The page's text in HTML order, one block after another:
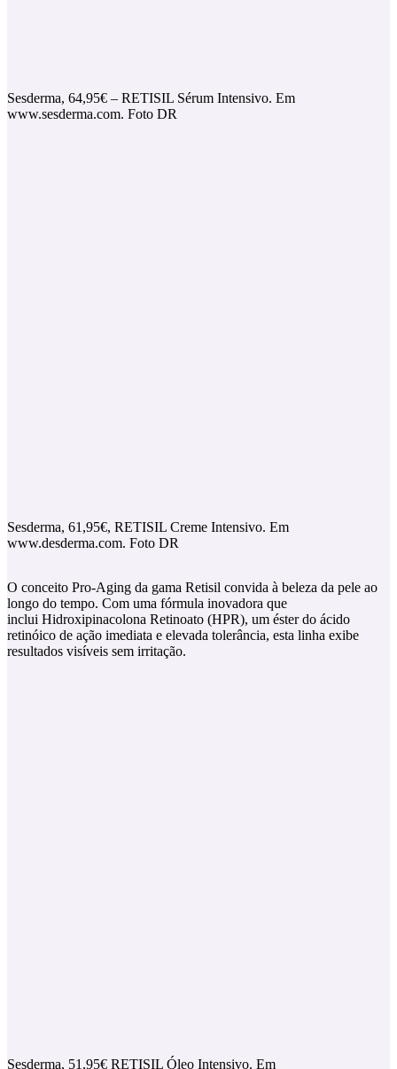
Sesderma, 64,95€ – RETISIL Sérum Intensivo. Em
www.sesderma.com. Foto DR
Sesderma, 61,95€, RETISIL Creme Intensivo. Em
www.desderma.com. Foto DR
O conceito Pro-Aging da gama Retisil convida à beleza da pele ao
longo do tempo. Com uma fórmula inovadora que
inclui Hidroxipinacolona Retinoato (HPR), um éster do ácido
retinóico de ação imediata e elevada tolerância, esta linha exibe
resultados visíveis sem irritação.
Sesderma, 51,95€ RETISIL Óleo Intensivo. Em